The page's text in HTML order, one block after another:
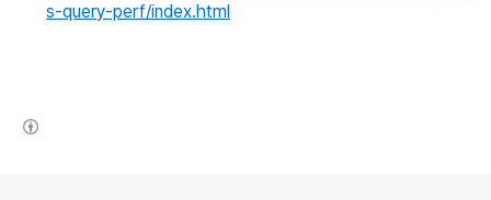
s-query-perf/index.html